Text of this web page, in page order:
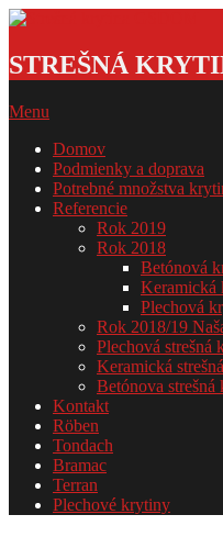
Skip
content
krytina
GSDOM
STREŠNÁ
Primary
Menu
Menu
Domov
Podmienky a doprava
Potrebné množstva
Referencie
Rok 2019
Rok 2018
Betónová
Keramická
Plechová
Rok 2018/19
Plechová strešná
Keramická
Betónova strešná
Kontakt
Röben
Tondach
Bramac
Terran
Plechové krytiny